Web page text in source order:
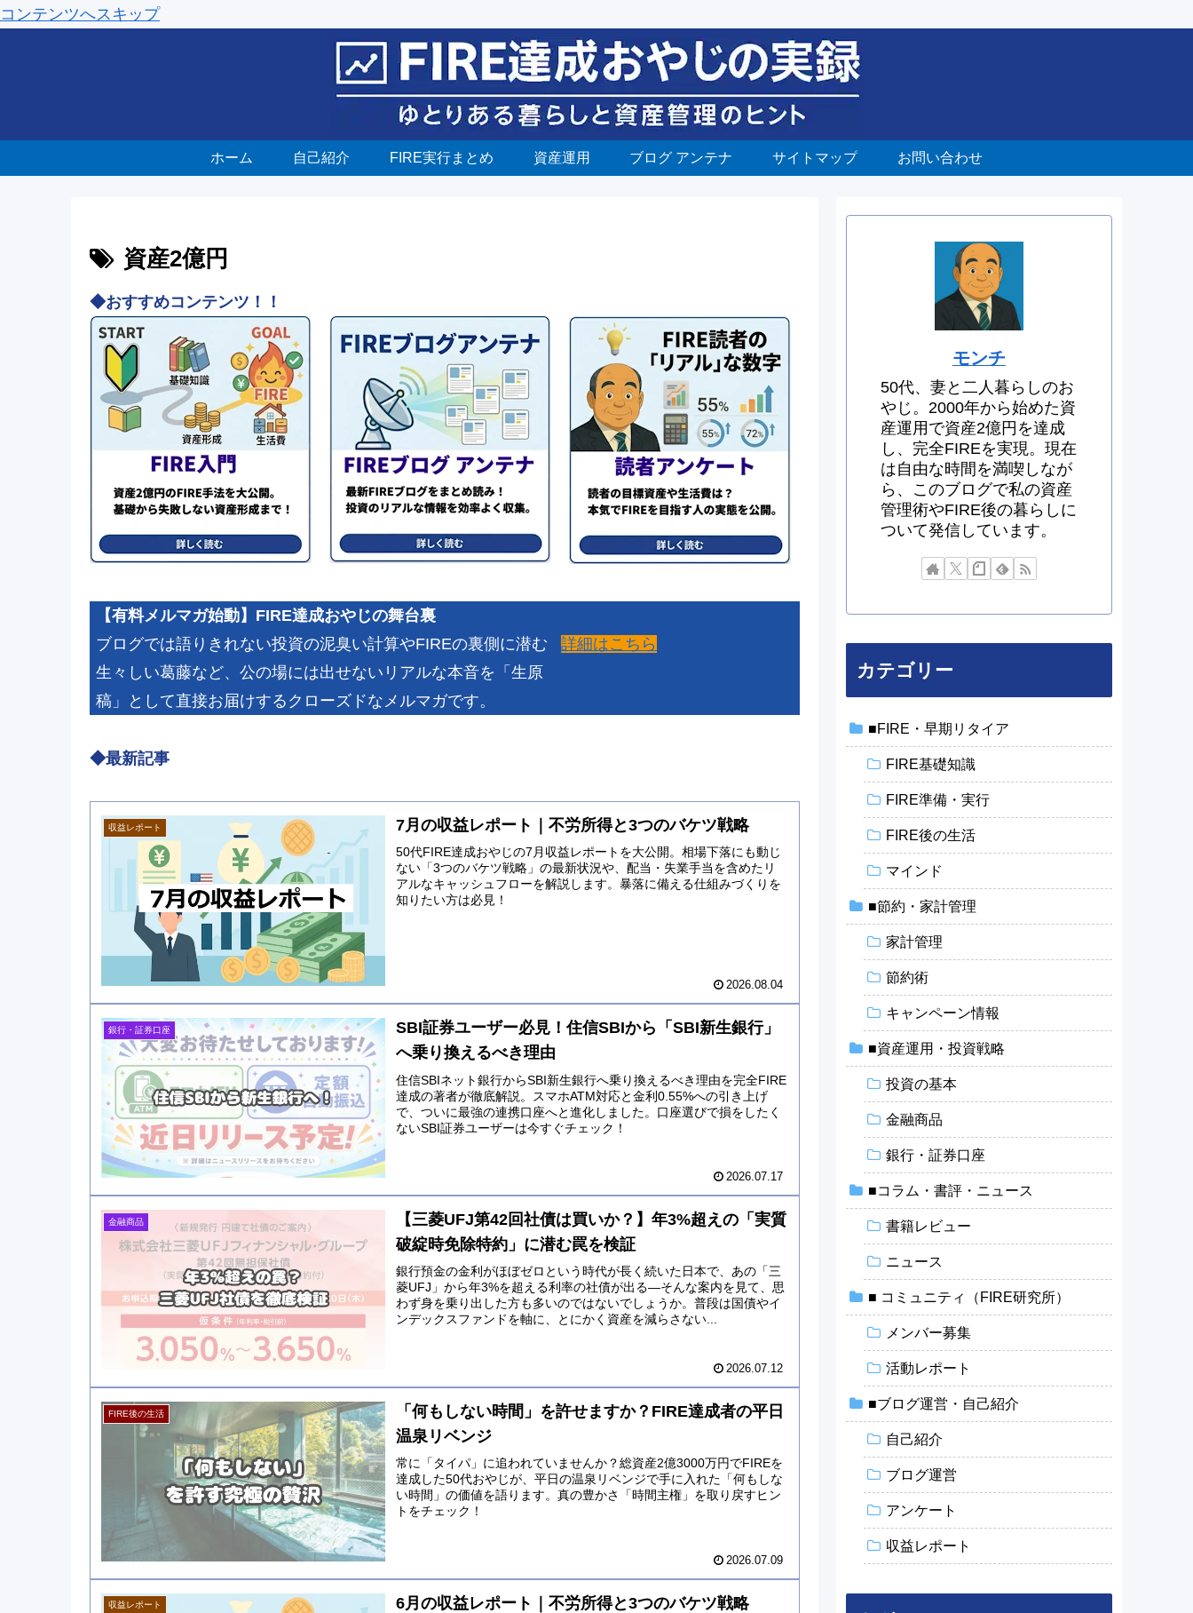
コンテンツへスキップ
ホーム 自己紹介 FIRE実行まとめ 資産運用 ブログ アンテナ サイトマップ お問い合わせ
資産2億円
◆おすすめコンテンツ！！
【有料メルマガ始動】FIRE達成おやじの舞台裏
ブログでは語りきれない投資の泥臭い計算やFIREの裏側に潜む
生々しい葛藤など、公の場には出せないリアルな本音を「生原
稿」として直接お届けするクローズドなメルマガです。
詳細はこちら
◆最新記事
収益レポート 7月の収益レポート｜不労所得と3つのバケツ戦略
50代FIRE達成おやじの7月収益レポートを大公開。相場下落にも動じ
ない「3つのバケツ戦略」の最新状況や、配当・失業手当を含めたリ
アルなキャッシュフローを解説します。暴落に備える仕組みづくりを
知りたい方は必見！
2026.08.04
銀行・証券口座
SBI証券ユーザー必見！住信SBIから「SBI新生銀行」
へ乗り換えるべき理由
住信SBIネット銀行からSBI新生銀行へ乗り換えるべき理由を完全FIRE
達成の著者が徹底解説。スマホATM対応と金利0.55%への引き上げ
で、ついに最強の連携口座へと進化しました。口座選びで損をしたく
ないSBI証券ユーザーは今すぐチェック！
2026.07.17
金融商品
【三菱UFJ第42回社債は買いか？】年3%超えの「実質
破綻時免除特約」に潜む罠を検証
銀行預金の金利がほぼゼロという時代が長く続いた日本で、あの「三
菱UFJ」から年3%を超える利率の社債が出る—そんな案内を見て、思
わず身を乗り出した方も多いのではないでしょうか。普段は国債やイ
ンデックスファンドを軸に、とにかく資産を減らさない...
2026.07.12
FIRE後の生活
「何もしない時間」を許せますか？FIRE達成者の平日
温泉リベンジ
常に「タイパ」に追われていませんか？総資産2億3000万円でFIREを
達成した50代おやじが、平日の温泉リベンジで手に入れた「何もしな
い時間」の価値を語ります。真の豊かさ「時間主権」を取り戻すヒン
トをチェック！
2026.07.09
収益レポート 6月の収益レポート｜不労所得と3つのバケツ戦略
モンチ
50代、妻と二人暮らしのお
やじ。2000年から始めた資
産運用で資産2億円を達成
し、完全FIREを実現。現在
は自由な時間を満喫しなが
ら、このブログで私の資産
管理術やFIRE後の暮らしに
ついて発信しています。
カテゴリー
■FIRE・早期リタイア
FIRE基礎知識
FIRE準備・実行
FIRE後の生活
マインド
■節約・家計管理
家計管理
節約術
キャンペーン情報
■資産運用・投資戦略
投資の基本
金融商品
銀行・証券口座
■コラム・書評・ニュース
書籍レビュー
ニュース
■ コミュニティ（FIRE研究所）
メンバー募集
活動レポート
■ブログ運営・自己紹介
自己紹介
ブログ運営
アンケート
収益レポート